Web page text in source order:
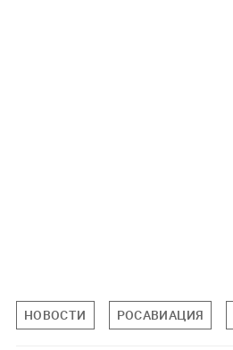
НОВОСТИ РОСАВИАЦИЯ